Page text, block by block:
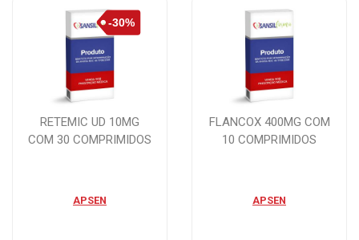
RETEMIC UD 10MG
COM 30 COMPRIMIDOS
APSEN
FLANCOX 400MG COM
10 COMPRIMIDOS
APSEN